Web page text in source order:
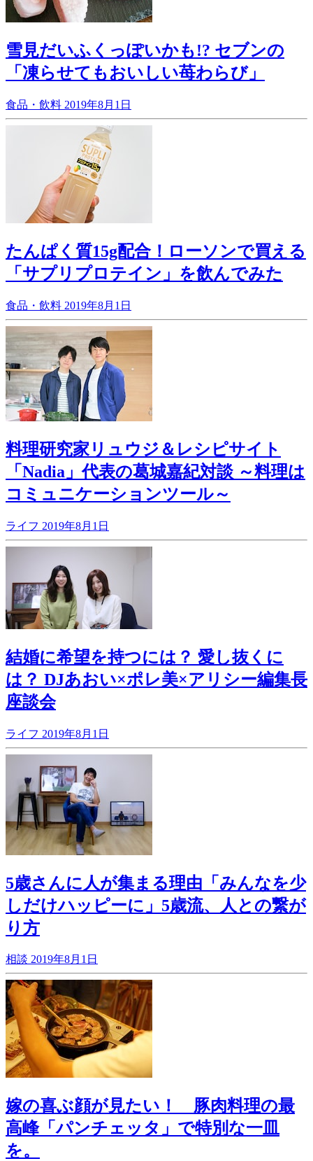
雪見だいふくっぽいかも!? セブンの
「凍らせてもおいしい苺わらび」
食品・飲料 2019年8月1日
たんぱく質15g配合！ローソンで買える
「サプリプロテイン」を飲んでみた
食品・飲料 2019年8月1日
料理研究家リュウジ＆レシピサイト
「Nadia」代表の葛城嘉紀対談 ～料理は
コミュニケーションツール～
ライフ 2019年8月1日
結婚に希望を持つには？ 愛し抜くに
は？ DJあおい×ポレ美×アリシー編集長
座談会
ライフ 2019年8月1日
5歳さんに人が集まる理由「みんなを少
しだけハッピーに」5歳流、人との繋が
り方
相談 2019年8月1日
嫁の喜ぶ顔が見たい！ 豚肉料理の最
高峰「パンチェッタ」で特別な一皿
を。